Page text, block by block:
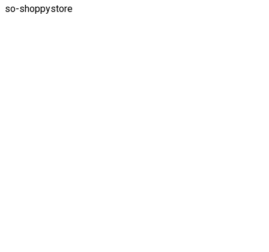
so-shoppystore